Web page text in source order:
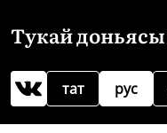
Тукай доньясы
рус
тат